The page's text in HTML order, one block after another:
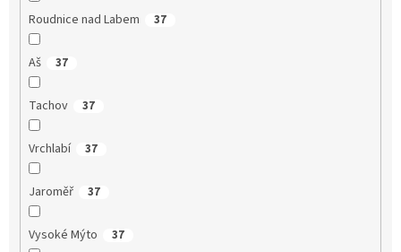
Roudnice nad Labem 37
Aš 37
Tachov 37
Vrchlabí 37
Jaroměř 37
Vysoké Mýto 37